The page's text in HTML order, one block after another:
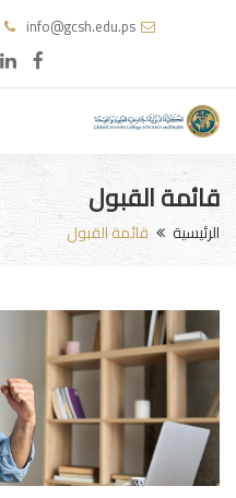
info@gcsh.edu.ps
قائمة القبول
الرئيسية قائمة القبول